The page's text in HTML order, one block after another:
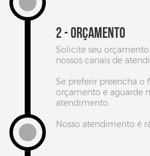
2 - ORÇAMENTO
Solicite seu
nossos canais de
Se preferir preencha o
orçamento e aguarde
atendimento.
Nosso atendimento é